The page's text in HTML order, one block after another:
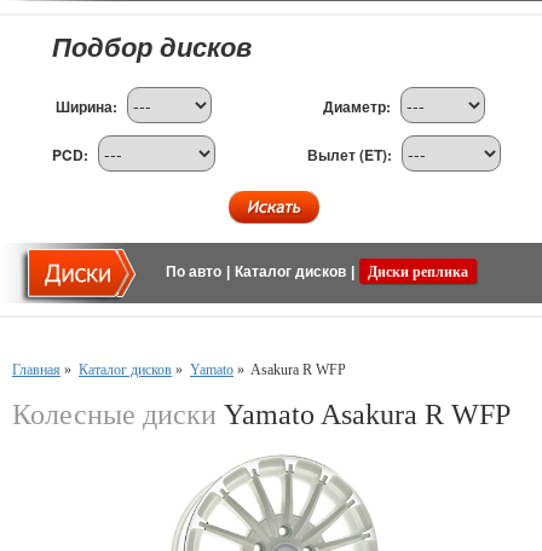
Подбор дисков
Ширина: Диаметр:
PCD: Вылет (ET):
По авто Каталог дисков Диски реплика
Главная » Каталог дисков » Yamato » Asakura R WFP
Колесные диски Yamato Asakura R WFP